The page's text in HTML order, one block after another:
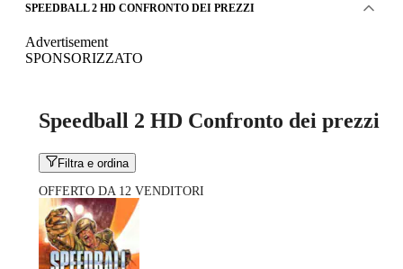
SPEEDBALL 2 HD CONFRONTO DEI PREZZI
Advertisement
SPONSORIZZATO
Speedball 2 HD Confronto dei prezzi
Filtra e ordina
OFFERTO DA 12 VENDITORI